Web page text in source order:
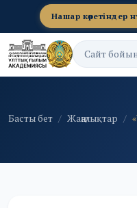
Нашар көретіндер
Басты бет Жаңалықтар